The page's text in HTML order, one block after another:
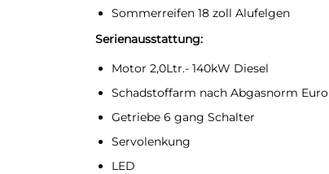
Sommerreifen 18 zoll Alufelgen
Serienausstattung:
Motor 2,0Ltr.- 140kW Diesel
Schadstoffarm nach Abgasnorm
Getriebe 6 gang Schalter
Servolenkung
LED